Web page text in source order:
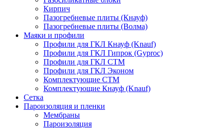
Кирпич
Пазогребневые плиты (Кнауф)
Пазогребневые плиты (Волма)
Маяки и профили
Профили для ГКЛ Кнауф (Knauf)
Профили для ГКЛ Гипрок (Gyproc)
Профили для ГКЛ СТМ
Профили для ГКЛ Эконом
Комплектующие СТМ
Комплектующие Кнауф (Knauf)
Сетка
Пароизоляция и пленки
Мембраны
Пароизоляция